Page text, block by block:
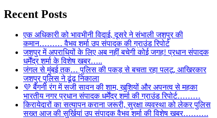
Recent Posts
एक अधिकारी को भावभीनी विदाई, दूसरे ने संभाली जशपुर की
कमान……… वैभव शर्मा उप संपादक की ग्राउंड रिपोर्ट
जशपुर में अपराधियों के लिए अब नहीं बचेगी कोई जगह! प्रधान संपादक
धर्मेंद्र शर्मा के विशेष खबर…..
जंगल से मुंबई तक… पुलिस की पकड़ से बचता रहा पलटू, आखिरकार
जशपुर पुलिस ने ढूंढ निकाला
💜 बैंगनी रंग में सजी सावन की शाम, खुशियों और अपनत्व से महका
भारतीय नगर प्रधान संपादक धर्मेंद्र शर्मा की ग्राउंड रिपोर्ट………
किरायेदारों का सत्यापन कराना जरूरी, सुरक्षा व्यवस्था को लेकर पुलिस
सख्त आज की सुर्खियां उप संपादक वैभव शर्मा की विशेष खबर……….